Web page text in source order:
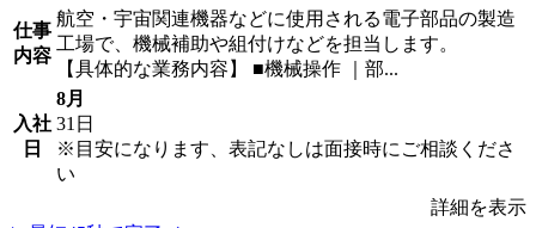
仕事
内容
航空・宇宙関連機器などに使用される電子部品の製造
工場で、機械補助や組付けなどを担当します。
【具体的な業務内容】 ■機械操作 ｜部...
入社
日
8月
31日
※目安になります、表記なしは面接時にご相談くださ
い
詳細を表示